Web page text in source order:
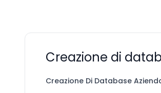
Creazione di
Creazione Di Database